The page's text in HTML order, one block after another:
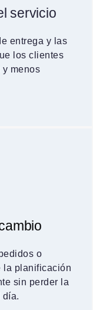
servicio
entrega y las
los clientes
menos
o
la planificación
sin perder la
día.